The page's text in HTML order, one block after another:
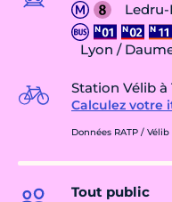
Ledru-
Lyon /
Station Vélib à
Calculez votre
Données RATP / Vélib
Tout public